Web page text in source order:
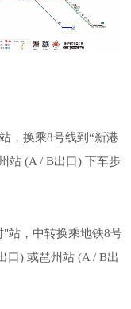
，换乘8号线到“新港
站 (A / B出口) 下车步
站，中转换乘地铁8号
口) 或琶州站 (A / B出